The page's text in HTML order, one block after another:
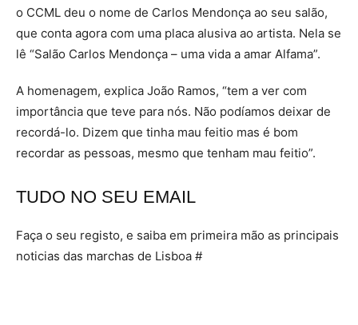
o CCML deu o nome de Carlos Mendonça ao seu salão,
que conta agora com uma placa alusiva ao artista. Nela se
lê “Salão Carlos Mendonça – uma vida a amar Alfama”.
A homenagem, explica João Ramos, “tem a ver com
importância que teve para nós. Não podíamos deixar de
recordá-lo. Dizem que tinha mau feitio mas é bom
recordar as pessoas, mesmo que tenham mau feitio”.
TUDO NO SEU EMAIL
Faça o seu registo, e saiba em primeira mão as principais
noticias das marchas de Lisboa #